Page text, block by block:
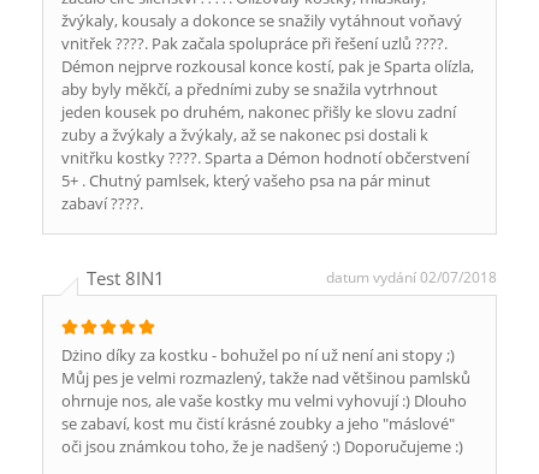
žvýkaly, kousaly a dokonce se snažily vytáhnout voňavý
vnitřek ????. Pak začala spolupráce při řešení uzlů ????.
Démon nejprve rozkousal konce kostí, pak je Sparta olízla,
aby byly měkčí, a předními zuby se snažila vytrhnout
jeden kousek po druhém, nakonec přišly ke slovu zadní
zuby a žvýkaly a žvýkaly, až se nakonec psi dostali k
vnitřku kostky ????. Sparta a Démon hodnotí občerstvení
5+ . Chutný pamlsek, který vašeho psa na pár minut
zabaví ????.
Test 8IN1 datum vydání 02/07/2018
Dżino díky za kostku - bohužel po ní už není ani stopy ;)
Můj pes je velmi rozmazlený, takže nad většinou pamlsků
ohrnuje nos, ale vaše kostky mu velmi vyhovují :) Dlouho
se zabaví, kost mu čistí krásné zoubky a jeho "máslové"
oči jsou známkou toho, že je nadšený :) Doporučujeme :)